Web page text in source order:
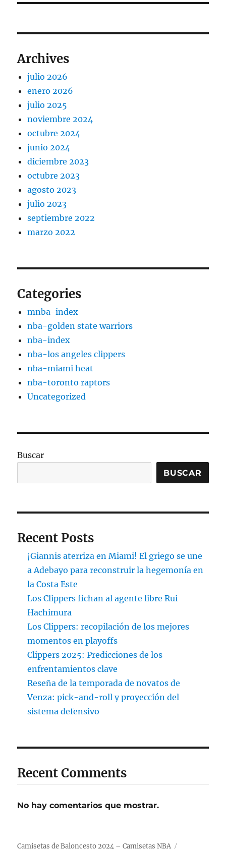
Archives
julio 2026
enero 2026
julio 2025
noviembre 2024
octubre 2024
junio 2024
diciembre 2023
octubre 2023
agosto 2023
julio 2023
septiembre 2022
marzo 2022
Categories
mnba-index
nba-golden state warriors
nba-index
nba-los angeles clippers
nba-miami heat
nba-toronto raptors
Uncategorized
Buscar
BUSCAR
Recent Posts
¡Giannis aterriza en Miami! El griego se une
a Adebayo para reconstruir la hegemonía en
la Costa Este
Los Clippers fichan al agente libre Rui
Hachimura
Los Clippers: recopilación de los mejores
momentos en playoffs
Clippers 2025: Predicciones de los
enfrentamientos clave
Reseña de la temporada de novatos de
Venza: pick-and-roll y proyección del
sistema defensivo
Recent Comments
No hay comentarios que mostrar.
Camisetas de Baloncesto 2024 – Camisetas NBA